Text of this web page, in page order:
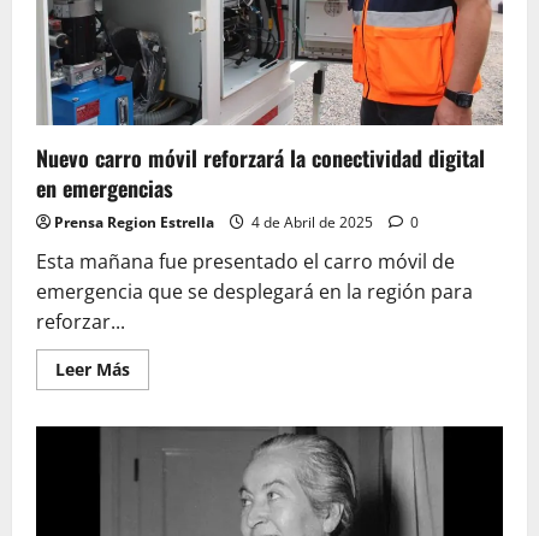
en
proyecto
del
Panul
Nuevo carro móvil reforzará la conectividad digital
en emergencias
Prensa Region Estrella 4 de Abril de 2025 0
Esta mañana fue presentado el carro móvil de
emergencia que se desplegará en la región para
reforzar...
Leer MásLeer
más
carro
reforzará